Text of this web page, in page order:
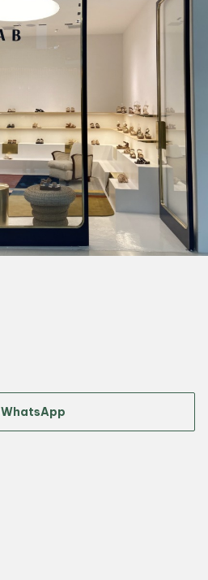
WhatsApp